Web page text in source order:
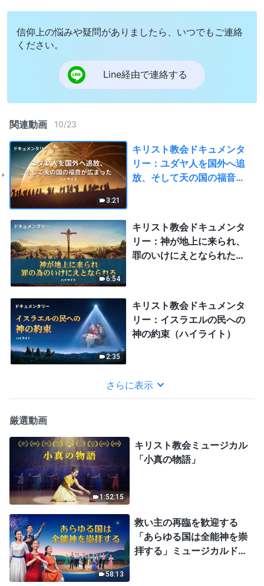
信仰上の悩みや疑問がありましたら、いつでもご連絡
ください。
Line経由で連絡する
関連動画 10/23
3:21
キリスト教会ドキュメンタ
リー：ユダヤ人を国外へ追
放、そして天の国の福音が
6:54
キリスト教会ドキュメンタ
リー：神が地上に来られ、
罪のいけにえとなられた
2:35
キリスト教会ドキュメンタ
リー：イスラエルの民への
神の約束（ハイライト）
さらに表示
厳選動画
1:52:15
キリスト教会ミュージカル
「小真の物語」
58:13
救い主の再臨を歓迎する
「あらゆる国は全能神を崇
拝する」ミュージカルドラ